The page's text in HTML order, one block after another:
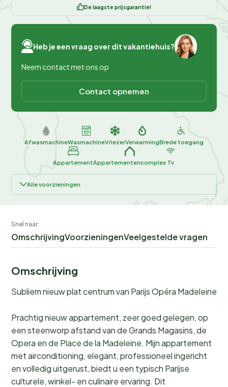
De laagste prijsgarantie!
Heb je een vraag over dit vakantiehuis?
Neem contact met ons op
Contact opnemen
AfwasmachineWasmachineVriezerVerwarmingBrede toegang
AppartementAppartementencomplex Tv
Alle voorzieningen
Snel naar:
OmschrijvingVoorzieningenVeelgestelde vragen
Omschrijving
Subliem nieuw plat centrum van Parijs Opéra Madeleine
Prachtig nieuw appartement, zeer goed gelegen, op
een steenworp afstand van de Grands Magasins, de
Opera en de Place de la Madeleine. Mijn appartement
met airconditioning, elegant, professioneel ingericht
en volledig uitgerust, biedt u een typisch Parijse
culturele, winkel- en culinaire ervaring. Dit